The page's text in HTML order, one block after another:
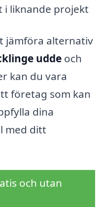
i liknande projekt
jämföra alternativ
udde och
kan du vara
företag som kan
dina
med ditt
och utan